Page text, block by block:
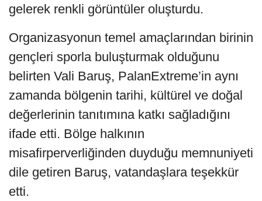
gelerek renkli görüntüler oluşturdu.
Organizasyonun temel amaçlarından birinin
gençleri sporla buluşturmak olduğunu
belirten Vali Baruş, PalanExtreme’in aynı
zamanda bölgenin tarihi, kültürel ve doğal
değerlerinin tanıtımına katkı sağladığını
ifade etti. Bölge halkının
misafirperverliğinden duyduğu memnuniyeti
dile getiren Baruş, vatandaşlara teşekkür
etti.